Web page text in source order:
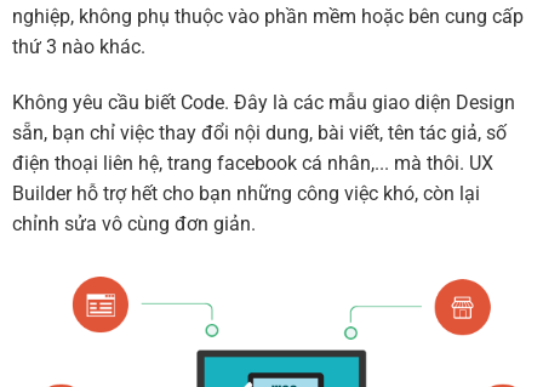
nghiệp, không phụ thuộc vào phần mềm hoặc bên cung cấp
thứ 3 nào khác.
Không yêu cầu biết Code. Đây là các mẫu giao diện Design
sẵn, bạn chỉ việc thay đổi nội dung, bài viết, tên tác giả, số
điện thoại liên hệ, trang facebook cá nhân,... mà thôi. UX
Builder hỗ trợ hết cho bạn những công việc khó, còn lại
chỉnh sửa vô cùng đơn giản.